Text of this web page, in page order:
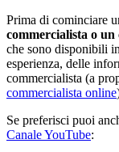
Prima di cominciare
commercialista o un
che sono disponibili
esperienza, delle
commercialista (a
commercialista online
Se preferisci puoi
Canale YouTube: